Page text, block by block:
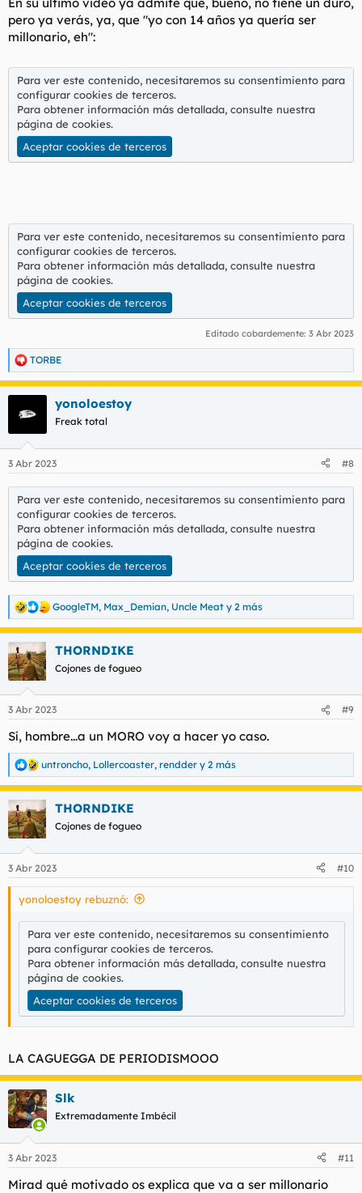
pero ya verás, ya, que "yo con 14 años ya quería ser
millonario, eh":
Para ver este contenido, necesitaremos su consentimiento para
configurar cookies de terceros.
Para obtener información más detallada, consulte nuestra
página de cookies.
Aceptar cookies de terceros
Para ver este contenido, necesitaremos su consentimiento para
configurar cookies de terceros.
Para obtener información más detallada, consulte nuestra
página de cookies.
Aceptar cookies de terceros
Editado cobardemente: 3 Abr 2023
R
e
a
e
TORBE
yonoloestoy
Freak total
3 Abr 2023 #8
Para ver este contenido, necesitaremos su consentimiento para
configurar cookies de terceros.
Para obtener información más detallada, consulte nuestra
página de cookies.
Aceptar cookies de terceros
R
e
a
c
c
i
e
s
:
GoogleTM, Max_Demian, Uncle Meat y 2 más
THORNDIKE
Cojones de fogueo
3 Abr 2023 #9
Sí, hombre...a un MORO voy a hacer yo caso.
R
e
a
c
c
i
e
s
untroncho, Lollercoaster, rendder y 2 más
THORNDIKE
Cojones de fogueo
3 Abr 2023 #10
yonoloestoy rebuznó:
Para ver este contenido, necesitaremos su consentimiento
para configurar cookies de terceros.
Para obtener información más detallada, consulte nuestra
página de cookies.
Aceptar cookies de terceros
LA CAGUEGGA DE PERIODISMOOO
Slk
Extremadamente Imbécil
3 Abr 2023 #11
Mirad qué motivado os explica que va a ser millonario